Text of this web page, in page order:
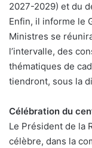
2027-2029) et du
Enfin, il informe le
Ministres se
l’intervalle, des
thématiques de
tiendront, sous la
Célébration du
Le Président de la
célèbre, dans la